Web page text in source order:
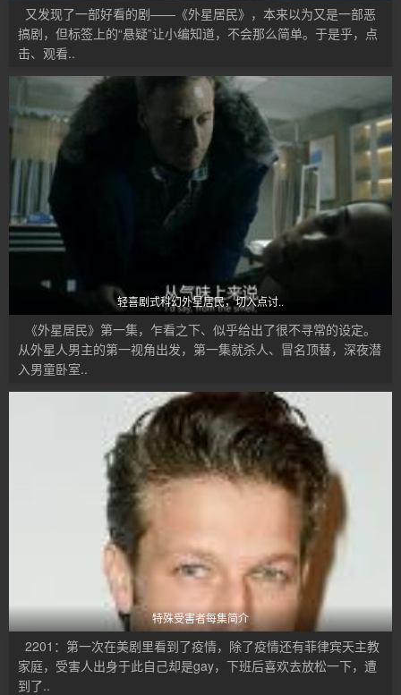
又发现了一部好看的剧——《外星居民》，本来以为又是一部恶
搞剧，但标签上的“悬疑”让小编知道，不会那么简单。于是乎，点
击、观看..
轻喜剧式科幻外星居民，切入点讨..
《外星居民》第一集，乍看之下、似乎给出了很不寻常的设定。
从外星人男主的第一视角出发，第一集就杀人、冒名顶替，深夜潜
入男童卧室..
特殊受害者每集简介
2201：第一次在美剧里看到了疫情，除了疫情还有菲律宾天主教
家庭，受害人出身于此自己却是gay，下班后喜欢去放松一下，遭
到了..